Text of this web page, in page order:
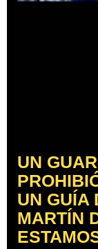
UN
UN GUÍA
MARTÍN